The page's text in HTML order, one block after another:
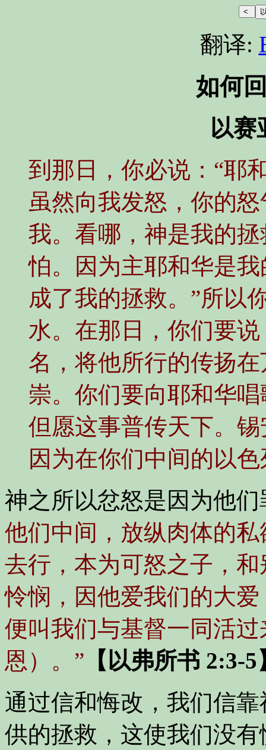
翻译:
如何
以赛
到那日，你必说：“耶
虽然向我发怒，你的
我。看哪，神是我的
怕。因为主耶和华是
成了我的拯救。”所以
水。在那日，你们要
名，将他所行的传扬
崇。你们要向耶和华
但愿这事普传天下。
因为在你们中间的以
神之所以忿怒是因为他
他们中间，放纵肉体的
去行，本为可怒之子，
怜悯，因他爱我们的大
便叫我们与基督一同活
恩）。” 【以弗所书 2:3-5
通过信和悔改，我们信
供的拯救，这使我们没